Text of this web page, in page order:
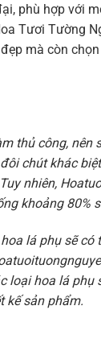
phù hợp với
Tươi Tường
mà còn
thủ công, nên
chút khác
nhiên,
khoảng 80%
lá phụ sẽ có
loại hoa lá phụ
kế sản phẩm.